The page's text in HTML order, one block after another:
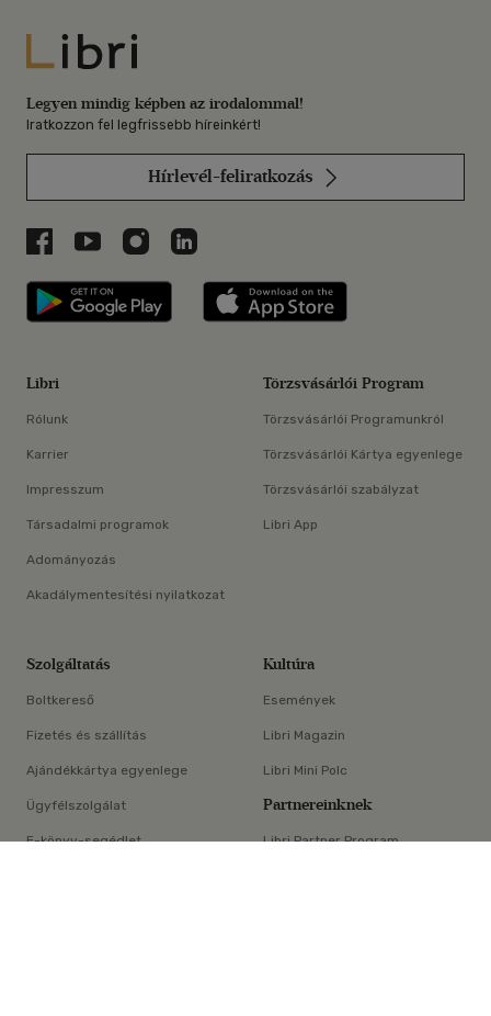
×
Libri
Legyen mindig képben az irodalommal!
Iratkozzon fel legfrissebb híreinkért!
Hírlevél-feliratkozás
Libri a Facebookon
Libri a Youtube-on
Libri az Instagramon
Libri a LinkedInen
Libri applikáció Szerezd meg: Google
Libri
Rólunk
Karrier
Impresszum
Társadalmi programok
Adományozás
Akadálymentesítési nyilatkozat
Törzsvásárlói Program
Törzsvásárlói Programunkról
Törzsvásárlói Kártya egyenlege
Törzsvásárlói szabályzat
Libri App
Szolgáltatás
Boltkereső
Fizetés és szállítás
Ajándékkártya egyenlege
Ügyfélszolgálat
E-könyv-segédlet
Kultúra
Események
Libri Magazin
Libri Mini Polc
Partnereinknek
Libri Partner Program